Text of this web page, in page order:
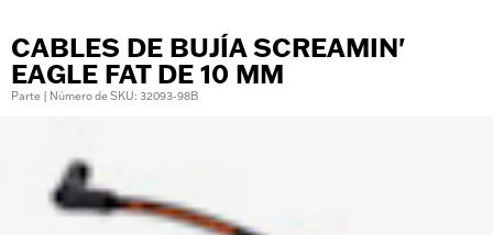
CABLES DE BUJÍA SCREAMIN'
EAGLE FAT DE 10 MM
Parte | Número de SKU: 32093-98B